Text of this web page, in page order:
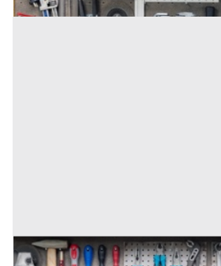
Attrezzature ed Utensili all'asta